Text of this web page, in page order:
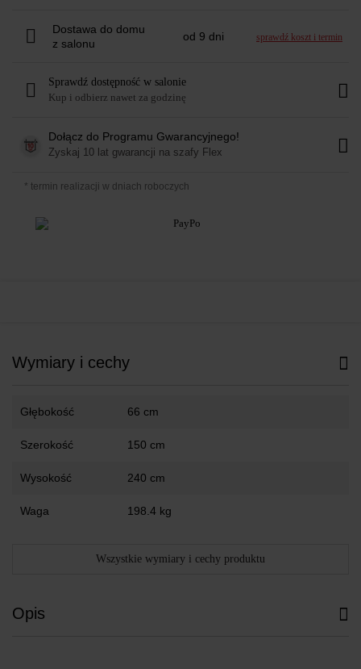
Dostawa do domu
z salonu
od 9 dni sprawdź koszt i termin
Sprawdź dostępność w salonie
Kup i odbierz nawet za godzinę
Dołącz do Programu Gwarancyjnego!
Zyskaj 10 lat gwarancji na szafy Flex
* termin realizacji w dniach roboczych
Wymiary i cechy
Głębokość 66 cm
Szerokość 150 cm
Wysokość 240 cm
Waga 198.4 kg
Wszystkie wymiary i cechy produktu
Opis